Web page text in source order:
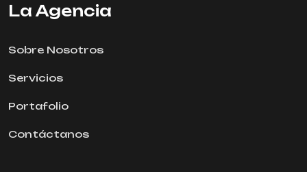
La Agencia
Sobre Nosotros
Servicios
Portafolio
Contáctanos